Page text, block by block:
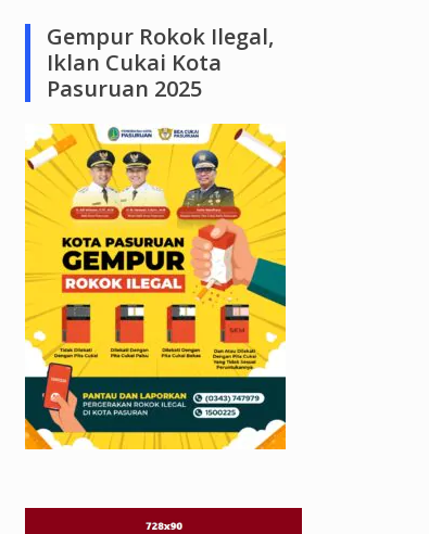
Gempur Rokok Ilegal,
Iklan Cukai Kota
Pasuruan 2025